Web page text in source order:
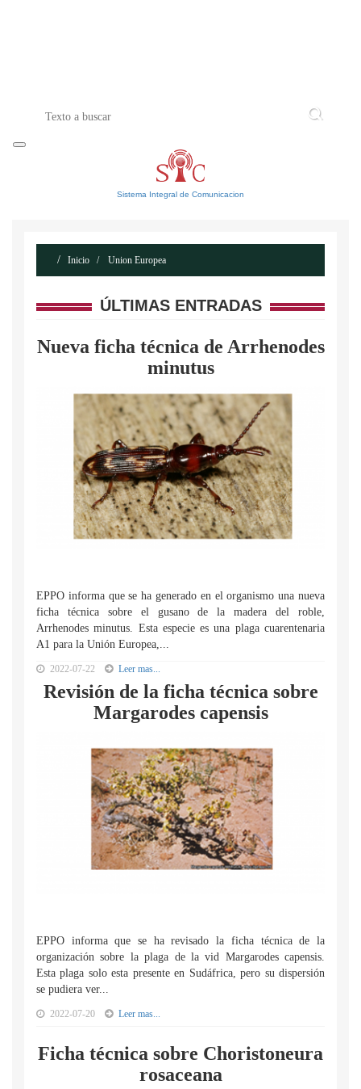
Sistema Integral de Comunicacion
Inicio Union Europea
ÚLTIMAS ENTRADAS
Nueva ficha técnica de Arrhenodes
minutus
EPPO informa que se ha generado en el organismo una nueva
ficha técnica sobre el gusano de la madera del roble,
Arrhenodes minutus. Esta especie es una plaga cuarentenaria
A1 para la Unión Europea,...
2022-07-22 Leer mas...
Revisión de la ficha técnica sobre
Margarodes capensis
EPPO informa que se ha revisado la ficha técnica de la
organización sobre la plaga de la vid Margarodes capensis.
Esta plaga solo esta presente en Sudáfrica, pero su dispersión
se pudiera ver...
2022-07-20 Leer mas...
Ficha técnica sobre Choristoneura
rosaceana